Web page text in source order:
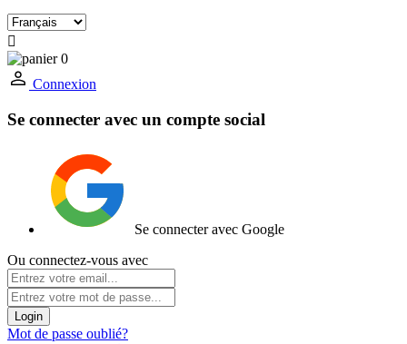

0
Connexion
Se connecter avec un compte social
Se connecter avec Google
Ou connectez-vous avec
Login
Mot de passe oublié?